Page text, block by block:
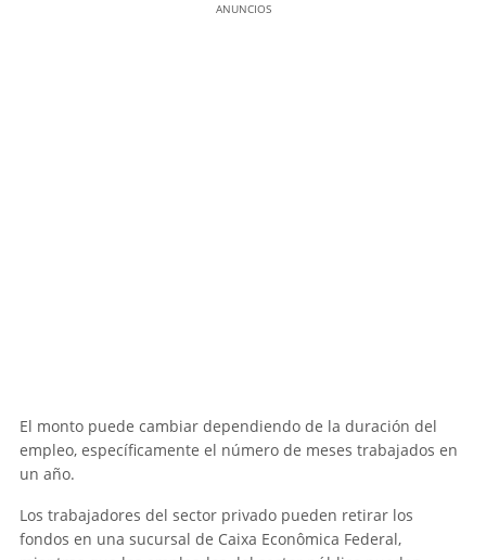
ANUNCIOS
El monto puede cambiar dependiendo de la duración del
empleo, específicamente el número de meses trabajados en
un año.
Los trabajadores del sector privado pueden retirar los
fondos en una sucursal de Caixa Econômica Federal,